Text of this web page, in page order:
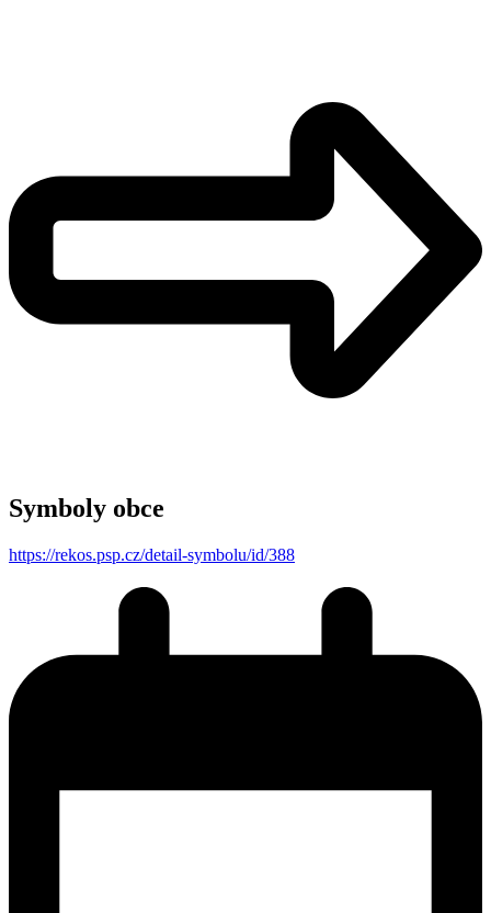
Symboly obce
https://rekos.psp.cz/detail-symbolu/id/388